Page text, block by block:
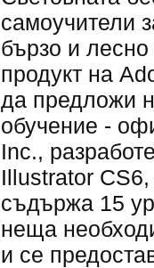
самоучители
бързо и
продукт на
да предложи
обучение -
Inc.,
Illustrator
съдържа 15
неща
и се